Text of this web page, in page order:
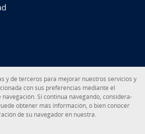
InstagramFacebookYouTube
y de terceros para mejorar nuestros servicios y
con sus pre­fe­re­n­cias mediante el
na­ve­ga­ción. Si continua navegando, co­n­si­de­ra­
obtener más in­fo­r­ma­ción, o bien conocer
de su navegador en nuestra.